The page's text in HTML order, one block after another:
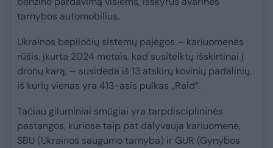
tarnybos automobilius.
Ukrainos bepiločių sistemų pajėgos – kariuomenės
rūšis, įkurta 2024 metais, kad susitelktų išskirtinai į
dronų karą, – susideda iš 13 atskirų kovinių padalinių,
iš kurių vienas yra 413-asis pulkas „Raid“.
Tačiau giluminiai smūgiai yra tarpdisciplininės
pastangos, kuriose taip pat dalyvauja kariuomenė,
SBU (Ukrainos saugumo tarnyba) ir GUR (Gynybos